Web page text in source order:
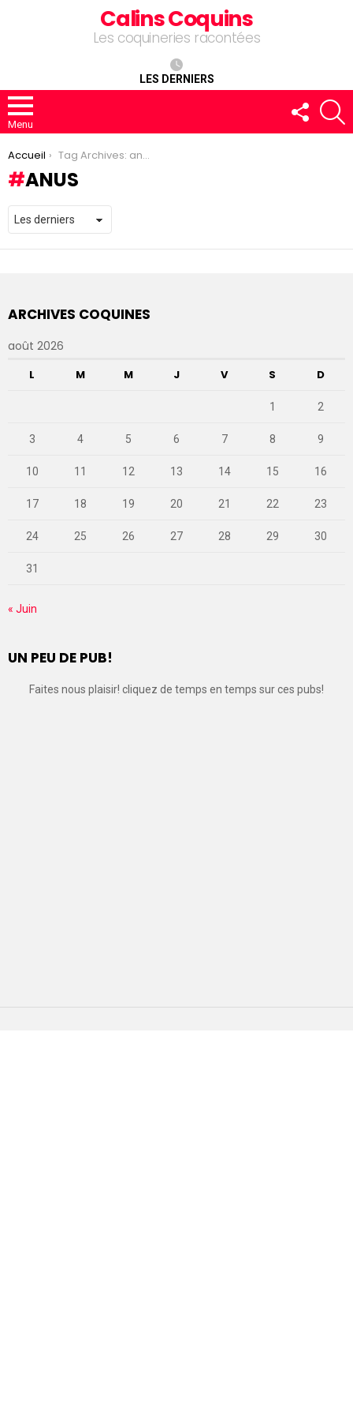
Calins Coquins
Les coquineries racontées
LES DERNIERS
Menu
FOLLOW
US
You are here:
Accueil Tag Archives: anus
ANUS
ARCHIVES COQUINES
août 2026
L M M J V S D
1 2
3 4 5 6 7 8 9
10 11 12 13 14 15 16
17 18 19 20 21 22 23
24 25 26 27 28 29 30
31
« Juin
UN PEU DE PUB!
Faites nous plaisir! cliquez de temps en temps sur ces pubs!